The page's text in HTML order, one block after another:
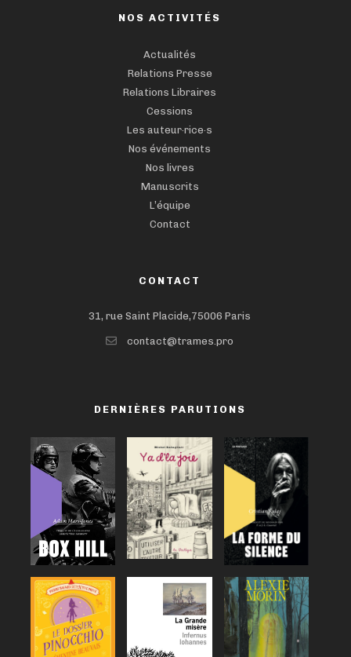
NOS ACTIVITÉS
Actualités
Relations Presse
Relations Libraires
Cessions
Les auteur·rice·s
Nos événements
Nos livres
Manuscrits
L’équipe
Contact
CONTACT
31, rue Saint Placide,75006 Paris
contact@trames.pro
DERNIÈRES PARUTIONS